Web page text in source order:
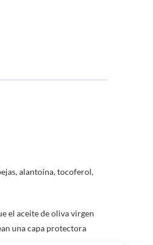
alantoína, tocoferol,
el aceite de oliva virgen
una capa protectora